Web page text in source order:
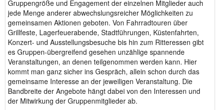
Gruppengröße und Engagement der einzelnen Mitglieder auch
jede Menge anderer abwechslungsreicher Möglichkeiten zu
gemeinsamen Aktionen geboten. Von Fahrradtouren über
Grillfeste, Lagerfeuerabende, Stadtführungen, Küstenfahrten,
Konzert- und Ausstellungsbesuche bis hin zum Ritteressen gibt
es Gruppen-übergreifend gesehen unzählige spannende
Veranstaltungen, an denen teilgenommen werden kann. Hier
kommt man ganz sicher ins Gespräch, allein schon durch das
gemeinsame Interesse an der jeweiligen Veranstaltung. Die
Bandbreite der Angebote hängt dabei von den Interessen und
der Mitwirkung der Gruppenmitglieder ab.